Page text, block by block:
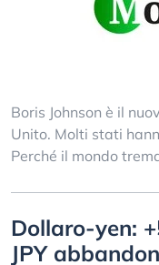
Boris Johnson è il
Unito. Molti stati
Perché il mondo
Dollaro-yen:
JPY